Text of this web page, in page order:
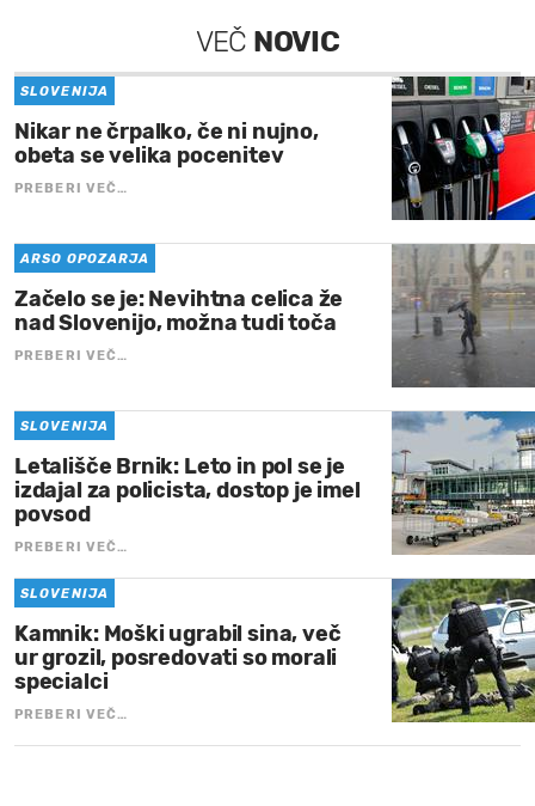
VEČ NOVIC
SLOVENIJA
Nikar ne črpalko, če ni nujno,
obeta se velika pocenitev
PREBERI VEČ…
ARSO OPOZARJA
Začelo se je: Nevihtna celica že
nad Slovenijo, možna tudi toča
PREBERI VEČ…
SLOVENIJA
Letališče Brnik: Leto in pol se je
izdajal za policista, dostop je imel
povsod
PREBERI VEČ…
SLOVENIJA
Kamnik: Moški ugrabil sina, več
ur grozil, posredovati so morali
specialci
PREBERI VEČ…